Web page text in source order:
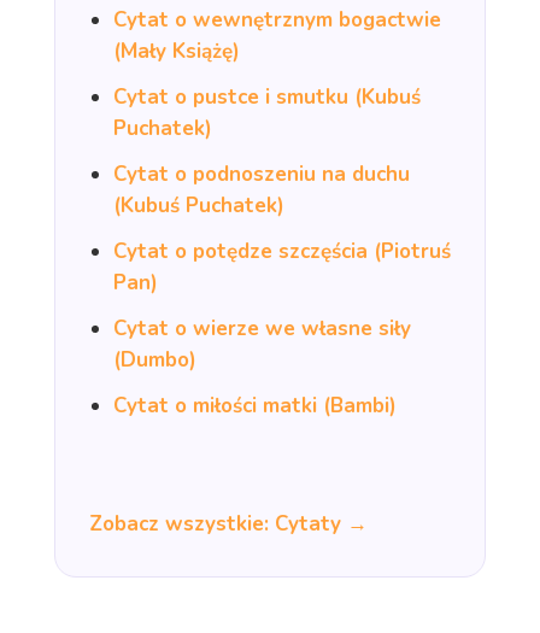
Cytat o wewnętrznym bogactwie
(Mały Książę)
Cytat o pustce i smutku (Kubuś
Puchatek)
Cytat o podnoszeniu na duchu
(Kubuś Puchatek)
Cytat o potędze szczęścia (Piotruś
Pan)
Cytat o wierze we własne siły
(Dumbo)
Cytat o miłości matki (Bambi)
Zobacz wszystkie: Cytaty →